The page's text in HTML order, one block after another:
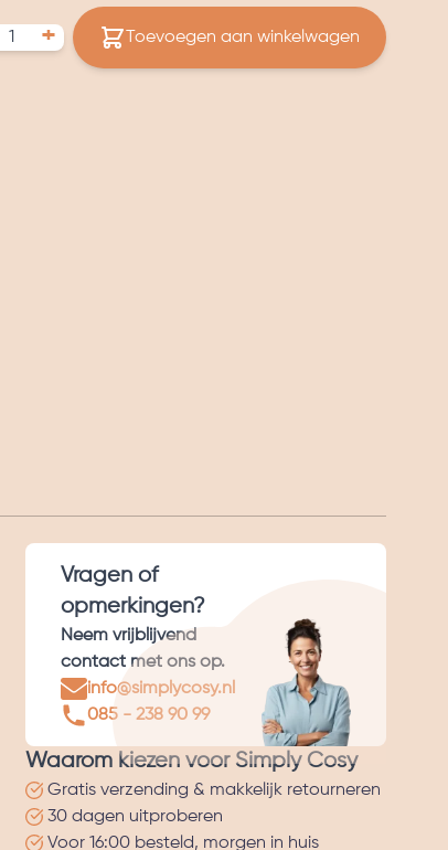
+ Toevoegen aan winkelwagen
Vragen of
opmerkingen?
Neem vrijblijvend
contact met ons op.
info@simplycosy.nl
085 - 238 90 99
Waarom kiezen voor Simply Cosy
Gratis verzending & makkelijk retourneren
30 dagen uitproberen
Voor 16:00 besteld, morgen in huis